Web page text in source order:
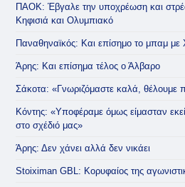
ΠΑΟΚ: Έβγαλε την υποχρέωση και
Κηφισιά και Ολυμπιακό
Παναθηναϊκός: Και επίσημο το μπαμ με
Άρης: Και επίσημα τέλος ο Άλβαρο
Σάκοτα: «Γνωριζόμαστε καλά, θέλουμε
Κόντης: «Υποφέραμε όμως είμασταν
στο σχέδιό μας»
Άρης: Δεν χάνει αλλά δεν νικάει
Stoiximan GBL: Κορυφαίος της